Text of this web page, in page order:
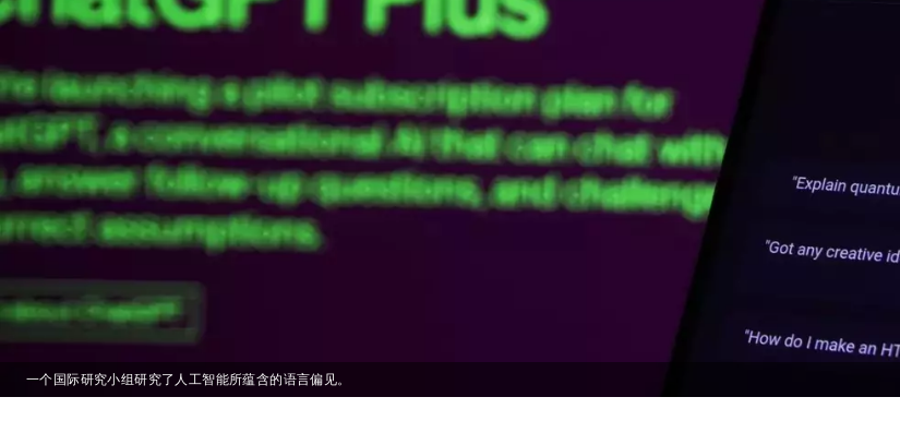
一个国际研究小组研究了人工智能所蕴含的语言偏见。